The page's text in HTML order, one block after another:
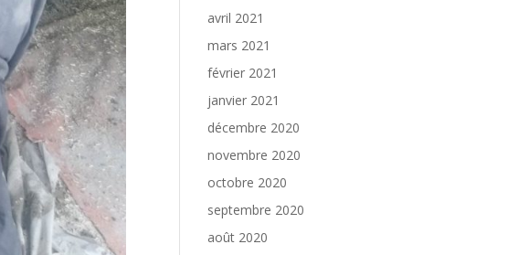
avril 2021
mars 2021
février 2021
janvier 2021
décembre 2020
novembre 2020
octobre 2020
septembre 2020
août 2020